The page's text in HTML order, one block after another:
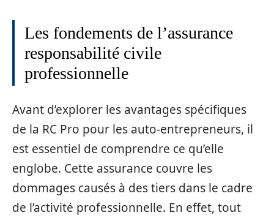
Les fondements de l’assurance
responsabilité civile
professionnelle
Avant d’explorer les avantages spécifiques
de la RC Pro pour les auto-entrepreneurs, il
est essentiel de comprendre ce qu’elle
englobe. Cette assurance couvre les
dommages causés à des tiers dans le cadre
de l’activité professionnelle. En effet, tout